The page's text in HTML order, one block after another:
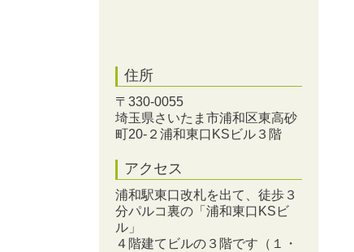
住所
〒330-0055
埼玉県さいたま市浦和区東高砂
町20‐２浦和東口KSビル３階
アクセス
浦和駅東口改札を出て、徒歩３
分パルコ裏の「浦和東口KSビ
ル」
４階建てビルの３階です（１・